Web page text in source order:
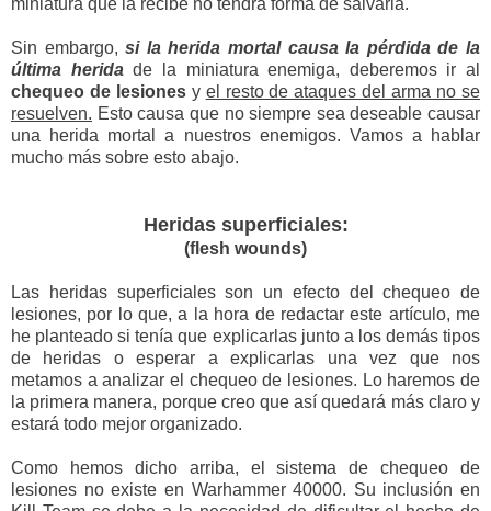
miniatura que la recibe no tendrá forma de salvarla.
Sin embargo,si la herida mortal causa la pérdida de la
última heridade la miniatura enemiga, deberemos ir al
chequeo de lesionesy el resto de ataques del arma no se
resuelven. Esto causa que no siempre sea deseable causar
una herida mortal a nuestros enemigos. Vamos a hablar
mucho más sobre esto abajo.
Heridas superficiales:
(flesh wounds)
Las heridas superficiales son un efecto del chequeo de
lesiones, por lo que, a la hora de redactar este artículo, me
he planteado si tenía que explicarlas junto a los demás tipos
de heridas o esperar a explicarlas una vez que nos
metamos a analizar el chequeo de lesiones. Lo haremos de
la primera manera, porque creo que así quedará más claro y
estará todo mejor organizado.
Como hemos dicho arriba, el sistema de chequeo de
lesiones no existe en Warhammer 40000. Su inclusión en